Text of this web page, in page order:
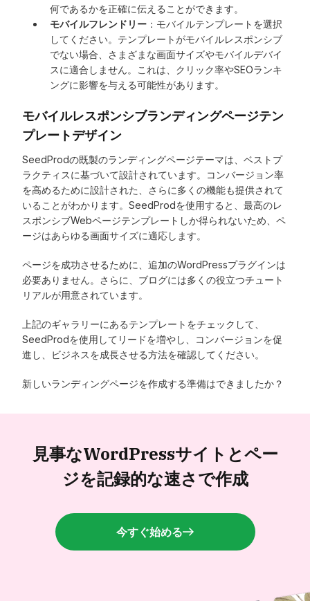
何であるかを正確に伝えることができます。
モバイルフレンドリー ：モバイルテンプレートを選択
してください。テンプレートがモバイルレスポンシブ
でない場合、さまざまな画面サイズやモバイルデバイ
スに適合しません。これは、クリック率やSEOランキ
ングに影響を与える可能性があります。
モバイルレスポンシブランディングページテン
プレートデザイン
SeedProdの既製のランディングページテーマは、ベストプ
ラクティスに基づいて設計されています。コンバージョン率
を高めるために設計された、さらに多くの機能も提供されて
いることがわかります。SeedProdを使用すると、最高のレ
スポンシブWebページテンプレートしか得られないため、ペ
ージはあらゆる画面サイズに適応します。
ページを成功させるために、追加のWordPressプラグインは
必要ありません。さらに、ブログには多くの役立つチュート
リアルが用意されています。
上記のギャラリーにあるテンプレートをチェックして、
SeedProdを使用してリードを増やし、コンバージョンを促
進し、ビジネスを成長させる方法を確認してください。
新しいランディングページを作成する準備はできましたか？
見事なWordPressサイトとペー
ジを記録的な速さで作成
今すぐ始める